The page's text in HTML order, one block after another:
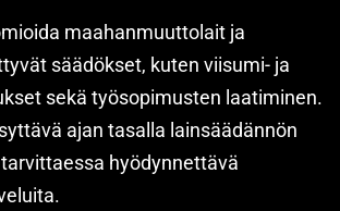
maahanmuuttolait ja
säädökset, kuten viisumi- ja
sekä työsopimusten laatiminen.
ajan tasalla lainsäädännön
hyödynnettävä